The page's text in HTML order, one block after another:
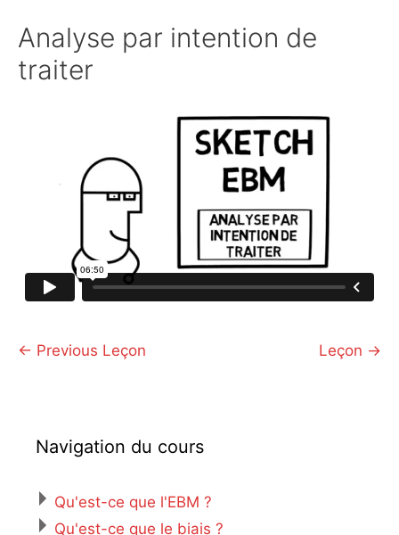
Analyse par intention de
traiter
← Previous Leçon Leçon →
Navigation du cours
Qu'est-ce que l'EBM ?
Qu'est-ce que le biais ?